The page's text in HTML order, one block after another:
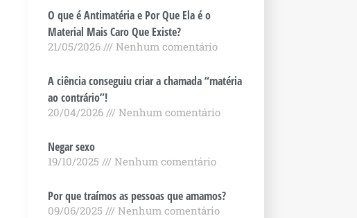
O que é Antimatéria e Por Que Ela é o
Material Mais Caro Que Existe?
21/05/2026 Nenhum comentário
A ciência conseguiu criar a chamada “matéria
ao contrário”!
20/04/2026 Nenhum comentário
Negar sexo
19/10/2025 Nenhum comentário
Por que traímos as pessoas que amamos?
09/06/2025 Nenhum comentário